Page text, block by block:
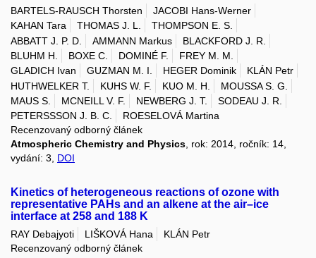
BARTELS-RAUSCH Thorsten
JACOBI Hans-Werner
KAHAN Tara
THOMAS J. L.
THOMPSON E. S.
ABBATT J. P. D.
AMMANN Markus
BLACKFORD J. R.
BLUHM H.
BOXE C. DOMINÉ F.
FREY M. M.
GLADICH Ivan
GUZMAN M. I. HEGER Dominik
KLÁN Petr
HUTHWELKER T.
KUHS W. F. KUO M. H.
MOUSSA S. G.
MAUS S.
MCNEILL V. F. NEWBERG J. T.
SODEAU J. R.
PETERSSSON J. B. C.
ROESELOVÁ Martina
Recenzovaný odborný článek
Atmospheric Chemistry and Physics, rok: 2014, ročník: 14,
vydání: 3, DOI
Kinetics of heterogeneous reactions of ozone with
representative PAHs and an alkene at the air–ice
interface at 258 and 188 K
RAY Debajyoti LIŠKOVÁ Hana
KLÁN Petr
Recenzovaný odborný článek